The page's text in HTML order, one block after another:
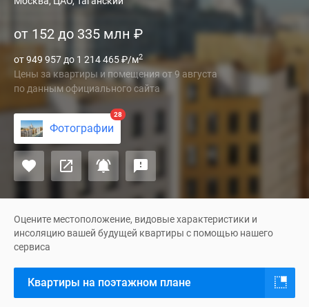
Серебрянической
новый
проект
класса
экологически
чистом
районе
Центрального
округа
Москвы
в
шаговой
доступности
от
от 152 до 335 млн ₽
от 949 957 до 1 214 465₽/м2
Цены за квартиры и помещения от9 августа
по данным официального сайта
Фотографии
28
Оцените местоположение, видовые характеристики и
инсоляцию вашей будущей квартиры с помощью нашего
сервиса
Квартиры на поэтажном плане